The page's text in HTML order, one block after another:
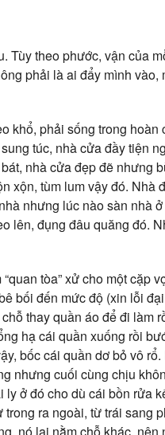
Tùy theo phước, vận của
phải là ai đẩy mình
khổ, phải sống trong hoàn
túc, nhà cửa đầy tiện
nhà cửa đẹp đẽ nhưng
xộn, tùm lum vậy đó. Nhà
nhưng lúc nào sàn nhà
lên, đụng đâu quăng đó.
tòa” xử cho một cặp
bối đến mức độ (xin lỗi
thay quần áo để đi làm
hạ cái quần xuống rồi
bốc cái quần dơ bỏ vô
nhưng cuối cùng chịu
ở đó cho dù cái bồn rửa
ra ngoài, từ trái sang
nó lại nằm chỗ khác,